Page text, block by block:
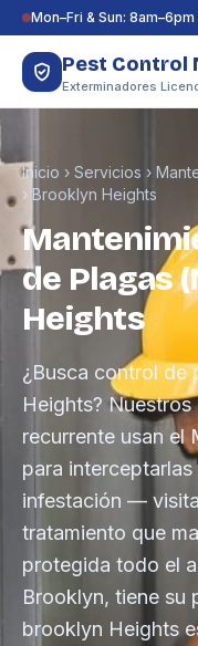
Saltar al contenido
Mon–Fri & Sun:
Pest Control
Exterminadores
Inicio › Servicios ›
› Brooklyn Heights
de Plagas
Heights
¿Busca control de
Heights?
recurrente usan el
para
infestación —
tratamiento que
protegida todo el
Brooklyn, tiene
brooklyn Heights